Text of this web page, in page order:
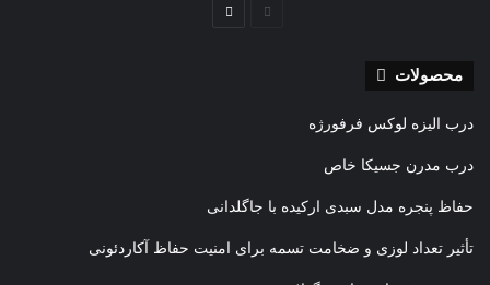
صفحه
محصولات
درب الیزه لوکس فرفورژه
درب مدرن جسیکا خاص
حفاظ پنجره مدل سبدی ارکیده با جاگلدانی
تأثیر تعداد لوزی و ضخامت تسمه برای امنیت حفاظ آکاردئونی